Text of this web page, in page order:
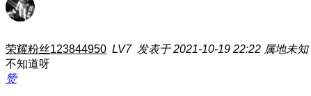
荣耀粉丝123844950 LV7 发表于 2021-10-19 22:22 属地未知
不知道呀
赞